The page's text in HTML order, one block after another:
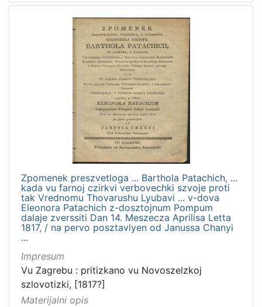
Zpomenek preszvetloga ... Barthola Patachich, ...
kada vu farnoj czirkvi verbovechki szvoje proti
tak Vrednomu Thovarushu Lyubavi ... v-dova
Eleonora Patachich z-dosztojnum Pompum
dalaje zverssiti Dan 14. Meszecza Aprilisa Letta
1817, / na pervo posztavlyen od Janussa Chanyi
...
Impresum
Vu Zagrebu : pritizkano vu Novoszelzkoj
szlovotizki, [1817?]
Materijalni opis